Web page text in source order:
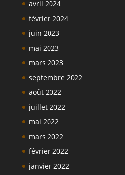
avril 2024
février 2024
juin 2023
mai 2023
mars 2023
septembre 2022
août 2022
juillet 2022
mai 2022
mars 2022
février 2022
janvier 2022